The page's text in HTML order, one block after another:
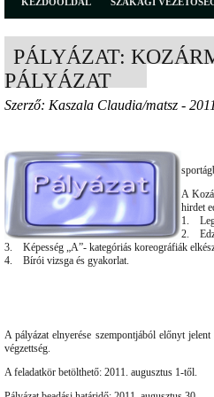
PÁLYÁZAT:
PÁLYÁZAT
Szerző: Kaszala Claudia/matsz -
A
hirdet
1.
2.
3. Képesség „A”- kategóriás koreográfiák
4. Bírói vizsga és gyakorlat.
A pályázat elnyerése szempontjából előnyt
végzettség.
A feladatkör betölthető: 2011. augusztus 1-től.